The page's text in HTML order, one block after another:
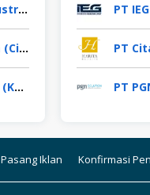
PT OTTO Pharmaceutical Industries
PT Macroprima Panganutama (Cimory Group)
PT Kalimantan Prima Persada (KPP Mining)
PT
PT
PT
Pasang Iklan Konfirmasi